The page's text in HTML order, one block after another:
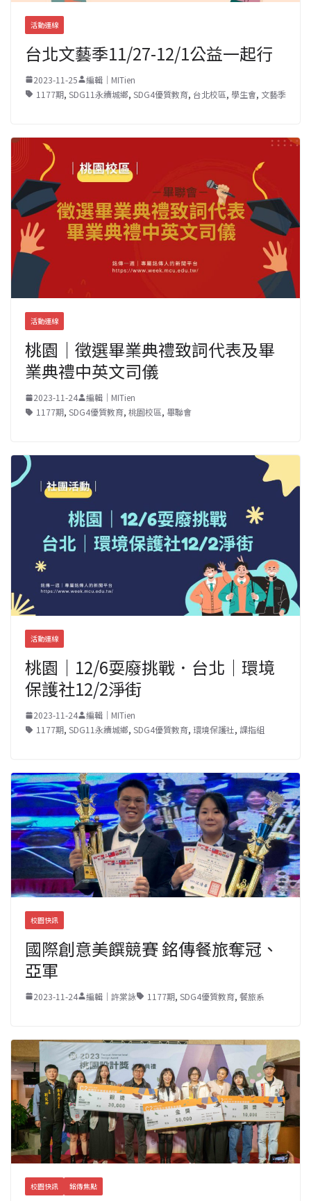
活動連線
台北文藝季11/27-12/1公益一起行
2023-11-25
編輯｜MITien
1177期, SDG11永續城鄉, SDG4優質教育, 台北校區, 學生會, 文藝季
活動連線
桃園｜徵選畢業典禮致詞代表及畢
業典禮中英文司儀
2023-11-24
編輯｜MITien
1177期, SDG4優質教育, 桃園校區, 畢聯會
活動連線
桃園｜12/6耍廢挑戰．台北｜環境
保護社12/2淨街
2023-11-24
編輯｜MITien
1177期, SDG11永續城鄉, SDG4優質教育, 環境保護社, 課指組
校園快訊
國際創意美饌競賽 銘傳餐旅奪冠、
亞軍
2023-11-24 編輯｜許棠詠 1177期, SDG4優質教育, 餐旅系
校園快訊 銘傳焦點